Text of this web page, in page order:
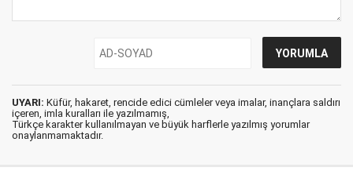
UYARI: Küfür, hakaret, rencide edici cümleler veya imalar, inançlara saldırı
içeren, imla kuralları ile yazılmamış,
Türkçe karakter kullanılmayan ve büyük harflerle yazılmış yorumlar
onaylanmamaktadır.